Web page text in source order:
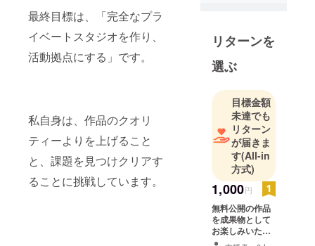
最終目標は、「完全なプラ
イベートスタジオを作り、
活動拠点にする」です。
私自身は、作品のクオリ
ティーよりを上げること
と、課題を見つけクリアす
ることに挑戦しています。
以後、挫折
曲を止め、
小説を書き
始め、音楽
を俯瞰で捉
えられるよ
うになる。
2019年 話
したり、絵
を描くのと
リターンを
選ぶ
目標金額
未達でも
リターン
が届きま
す(All-in
方式)
1,000円
無料公開の作品
を成果物として
お楽しみいただ
けます。（メー